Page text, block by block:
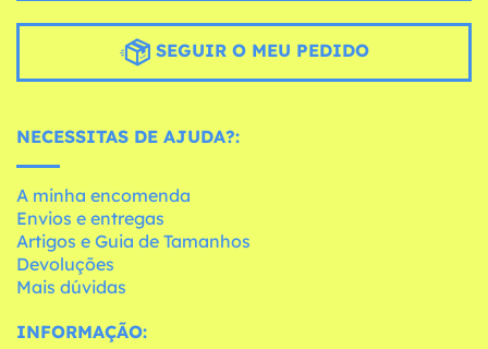
SEGUIR O MEU PEDIDO
NECESSITAS DE AJUDA?:
A minha encomenda
Envios e entregas
Artigos e Guia de Tamanhos
Devoluções
Mais dúvidas
INFORMAÇÃO: